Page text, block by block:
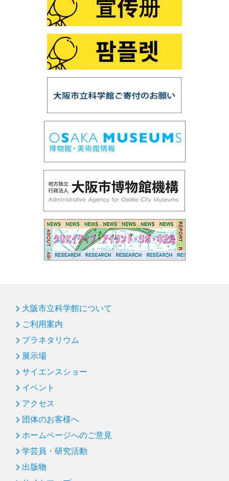
大阪市立科学館について
ご利用案内
プラネタリウム
展示場
サイエンスショー
イベント
アクセス
団体のお客様へ
ホームページへのご意見
学芸員・研究活動
出版物